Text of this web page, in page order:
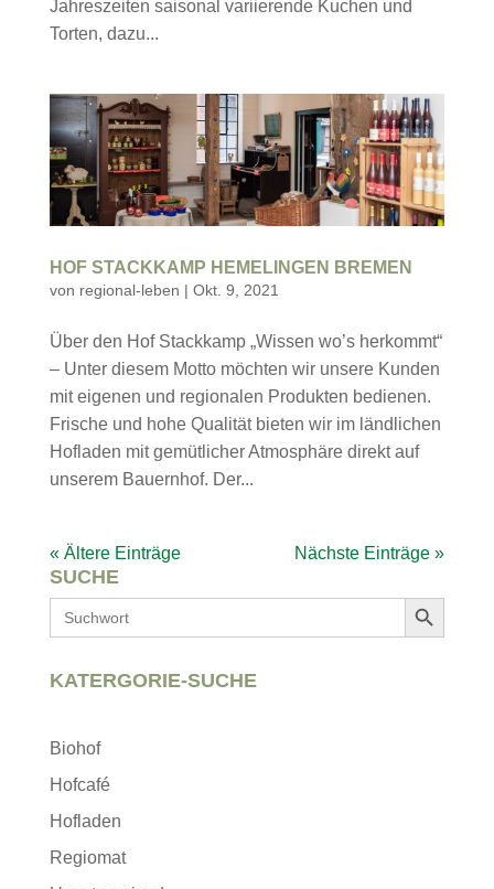
Jahreszeiten saisonal variierende Kuchen und
Torten, dazu...
HOF STACKKAMP HEMELINGEN BREMEN
von regional-leben | Okt. 9, 2021
Über den Hof Stackkamp „Wissen wo’s herkommt“
– Unter diesem Motto möchten wir unsere Kunden
mit eigenen und regionalen Produkten bedienen.
Frische und hohe Qualität bieten wir im ländlichen
Hofladen mit gemütlicher Atmosphäre direkt auf
unserem Bauernhof. Der...
« Ältere Einträge Nächste Einträge »
SUCHE
Search
for:
Search Button
KATERGORIE-SUCHE
Biohof
Hofcafé
Hofladen
Regiomat